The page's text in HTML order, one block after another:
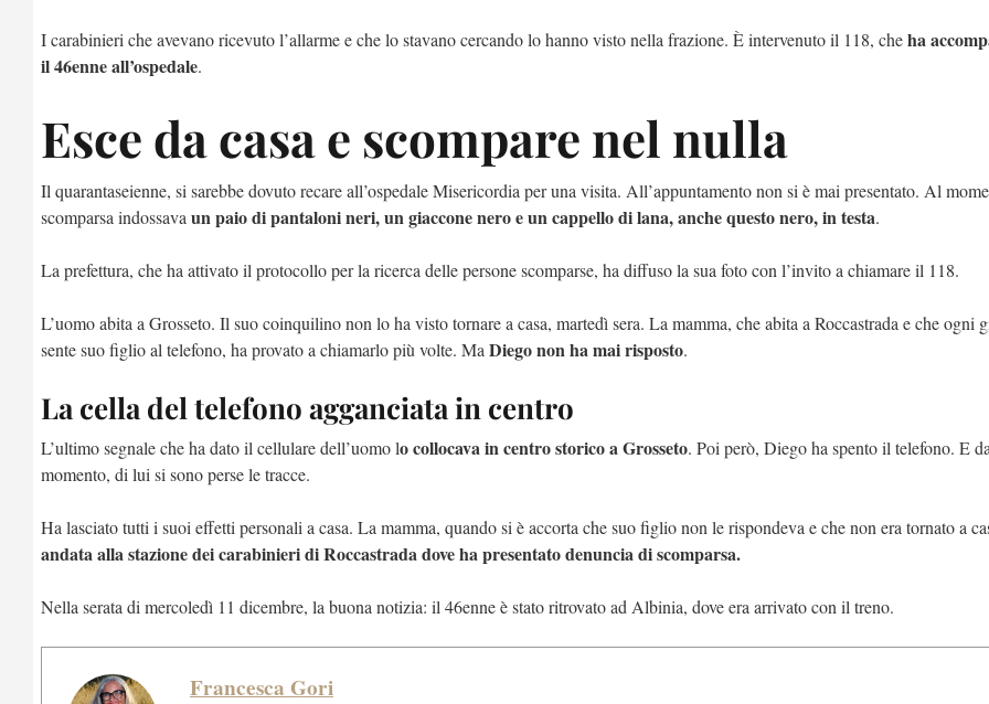
I carabinieri che avevano ricevuto l’allarme e che lo stavano cercando lo hanno visto nella frazione. È intervenuto il 118, cheha
il 46enne all’ospedale.
Esce da casa e scompare nel nulla
Il quarantaseienne, si sarebbe dovuto recare all’ospedale Misericordia per una visita. All’appuntamento non si è mai presentato. Al
scomparsa indossava un paio di pantaloni neri, un giaccone nero e un cappello di lana, anche questo nero, in testa.
La prefettura, che ha attivato il protocollo per la ricerca delle persone scomparse, ha diffuso la sua foto con l’invito a chiamare il 118.
L’uomo abita a Grosseto. Il suo coinquilino non lo ha visto tornare a casa, martedì sera. La mamma, che abita a Roccastrada e che ogni
sente suo figlio al telefono, ha provato a chiamarlo più volte. Ma Diego non ha mai risposto.
La cella del telefono agganciata in centro
L’ultimo segnale che ha dato il cellulare dell’uomo lo collocava in centro storico a Grosseto. Poi però, Diego ha spento il telefono. E
momento, di lui si sono perse le tracce.
Ha lasciato tutti i suoi effetti personali a casa. La mamma, quando si è accorta che suo figlio non le rispondeva e che non era tornato a
andata alla stazione dei carabinieri di Roccastrada dove ha presentato denuncia di scomparsa.
Nella serata di mercoledì 11 dicembre, la buona notizia: il 46enne è stato ritrovato ad Albinia, dove era arrivato con il treno.
Francesca Gori